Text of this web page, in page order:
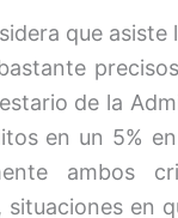
que
de la
en un 5%
ambos
situaciones en